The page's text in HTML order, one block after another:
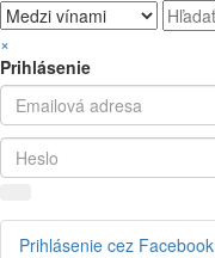
×
Prihlásenie
Prihlásenie cez Facebook